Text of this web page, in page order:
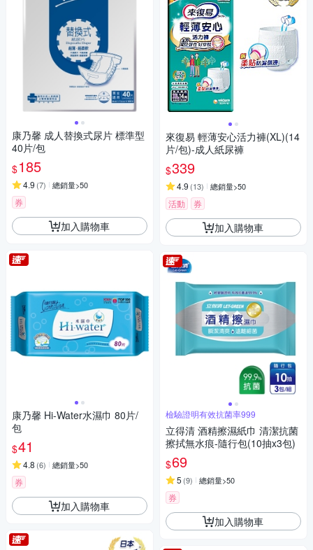
康乃馨 成人替換式尿片 標準型
40片/包
$185
4.9 (7) 總銷量>50
券
加入購物車
康乃馨 Hi-Water水濕巾 80片/
包
$41
4.8 (6) 總銷量>50
券
加入購物車
來復易 輕薄安心活力褲(XL)(14
片/包)-成人紙尿褲
$339
4.9 (13) 總銷量>50
活動 券
加入購物車
檢驗證明有效抗菌率999
立得清 酒精擦濕紙巾 清潔抗菌
擦拭無水痕-隨行包(10抽x3包)
$69
5 (9) 總銷量>50
券
加入購物車